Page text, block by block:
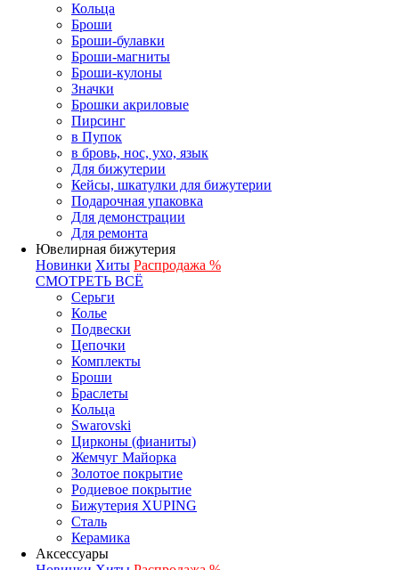
Кольца
Броши
Броши-булавки
Броши-магниты
Броши-кулоны
Значки
Брошки акриловые
Пирсинг
в Пупок
в бровь, нос, ухо, язык
Для бижутерии
Кейсы, шкатулки для бижутерии
Подарочная упаковка
Для демонстрации
Для ремонта
Ювелирная бижутерия
Новинки Хиты Распродажа %
СМОТРЕТЬ ВСЁ
Серьги
Колье
Подвески
Цепочки
Комплекты
Броши
Браслеты
Кольца
Swarovski
Цирконы (фианиты)
Жемчуг Майорка
Золотое покрытие
Родиевое покрытие
Бижутерия XUPING
Сталь
Керамика
Аксессуары